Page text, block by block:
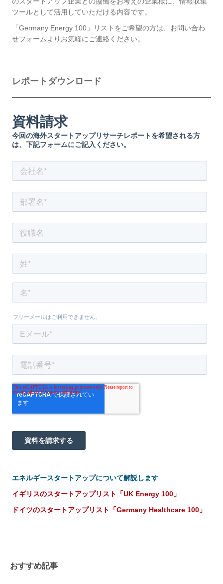
ツールとして活用していただける内容です。
「Germany Energy 100」リストをご希望の方は、お問い合わ
せフォームよりお気軽にご連絡ください。
レポートダウンロード
エネルギースタートアップについて解説します
イギリスのスタートアップリスト「UK Energy 100」
ドイツのスタートアップリスト「Germany Healthcare 100」
おすすめ記事